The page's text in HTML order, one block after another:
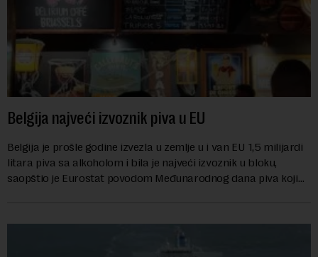
Belgija najveći izvoznik piva u EU
Belgija je prošle godine izvezla u zemlje u i van EU 1,5 milijardi
litara piva sa alkoholom i bila je najveći izvoznik u bloku,
saopštio je Eurostat povodom Međunarodnog dana piva koji